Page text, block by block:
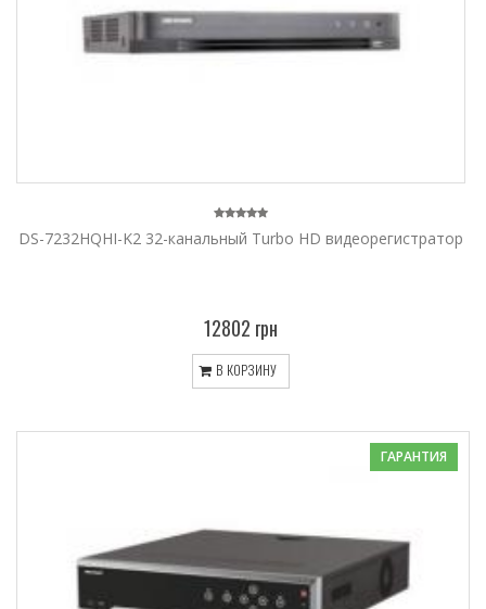
DS-7232HQHI-K2 32-канальный Turbo HD видеорегистратор
12802 грн
В КОРЗИНУ
ГАРАНТИЯ